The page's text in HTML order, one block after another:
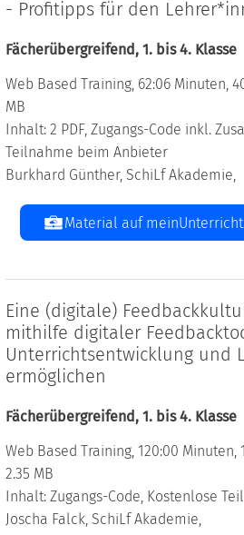
- Profitipps für den
Fächerübergreifend, 1. bis 4. Klasse
Web Based Training, 62:06 Minuten,
MB
Inhalt: 2 PDF, Zugangs-Code inkl.
Teilnahme beim Anbieter
Burkhard Günther, SchiLf Akademie,
Material auf
Eine (digitale)
mithilfe digitaler
Unterrichtsentwicklung und
ermöglichen
Fächerübergreifend, 1. bis 4. Klasse
Web Based Training, 120:00 Minuten,
2.35 MB
Inhalt: Zugangs-Code, Kostenlose
Joscha Falck, SchiLf Akademie,